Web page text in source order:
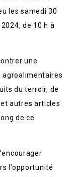
les samedi 30
de 10 h à
une
agroalimentaires
du terroir, de
autres articles
de ce
l’opportunité